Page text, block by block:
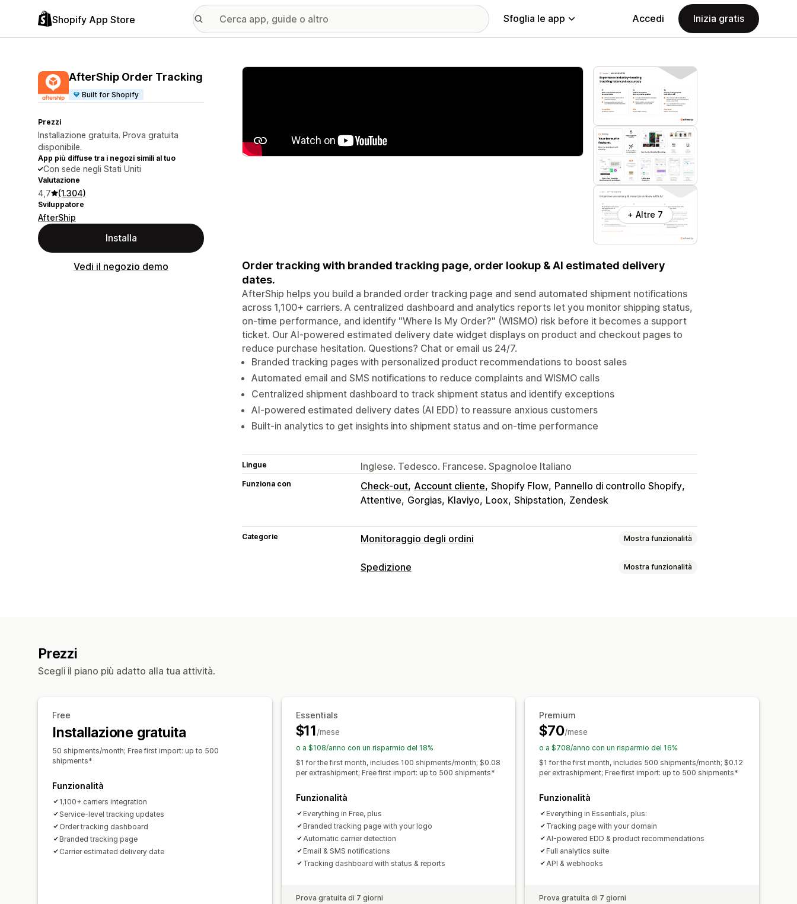
Shopify App Store Sfoglia le app Accedi Inizia gratis
AfterShip Order Tracking
Built for Shopify
Prezzi
Installazione gratuita. Prova gratuita
disponibile.
App più diffuse tra i negozi simili al tuo
Con sede negli Stati Uniti
Valutazione
4,7 (1.304)
Sviluppatore
AfterShip
Installa
Vedi il negozio demo
Galleria immagini in evidenza
+ Altre 7
Order tracking with branded tracking page, order lookup & AI estimated delivery
dates.
AfterShip helps you build a branded order tracking page and send automated shipment notifications
across 1,100+ carriers. A centralized dashboard and analytics reports let you monitor shipping status,
on-time performance, and identify "Where Is My Order?" (WISMO) risk before it becomes a support
ticket. Our AI-powered estimated delivery date widget displays on product and checkout pages to
reduce purchase hesitation. Questions? Chat or email us 24/7.
Branded tracking pages with personalized product recommendations to boost sales
Automated email and SMS notifications to reduce complaints and WISMO calls
Centralized shipment dashboard to track shipment status and identify exceptions
AI-powered estimated delivery dates (AI EDD) to reassure anxious customers
Built-in analytics to get insights into shipment status and on-time performance
Lingue Inglese. Tedesco. Francese. Spagnoloe Italiano
Funziona con Check-out Account cliente Shopify Flow Pannello di controllo Shopify
Attentive Gorgias Klaviyo Loox Shipstation Zendesk
Categorie Monitoraggio degli ordini Mostra funzionalità
Monitoraggio
Spedizione Mostra funzionalità
Analisi delle spedizioni
Prezzi
Scegli il piano più adatto alla tua attività.
Free
Installazione gratuita
50 shipments/month; Free first import: up to 500
shipments*
Funzionalità
1,100+ carriers integration
Service-level tracking updates
Order tracking dashboard
Branded tracking page
Carrier estimated delivery date
Essentials
$11/mese
o a $108/anno con un risparmio del 18%
$1 for the first month, includes 100 shipments/month; $0.08
per extrashipment; Free first import: up to 500 shipments*
Funzionalità
Everything in Free, plus
Branded tracking page with your logo
Automatic carrier detection
Email & SMS notifications
Tracking dashboard with status & reports
Prova gratuita di 7 giorni
Premium
$70/mese
o a $708/anno con un risparmio del 16%
$1 for the first month, includes 500 shipments/month; $0.12
per extrashipment; Free first import: up to 500 shipments*
Funzionalità
Everything in Essentials, plus:
Tracking page with your domain
AI-powered EDD & product recommendations
Full analytics suite
API & webhooks
Prova gratuita di 7 giorni